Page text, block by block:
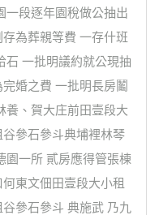
一段逐年園稅做公抽出
為葬親等費 一存什班
石 一批明議約就公現抽
婚之費 一批明長房鬮
養、賀大庄前田壹段大
參石參斗典埔裡林琴
園一所 貳房應得管張棟
東文佃田壹段大小租
參石參斗 典施武 乃九